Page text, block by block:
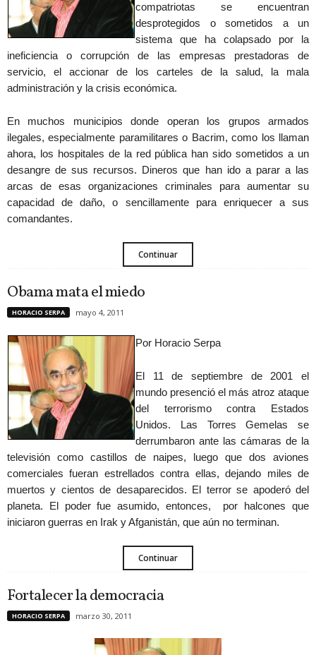
compatriotas se encuentran
desprotegidos o sometidos a un
sistema que ha colapsado por la
ineficiencia o corrupción de las empresas prestadoras de
servicio, el accionar de los carteles de la salud, la mala
administración y la crisis económica.
En muchos municipios donde operan los grupos armados
ilegales, especialmente paramilitares o Bacrim, como los llaman
ahora, los hospitales de la red pública han sido sometidos a un
desangre de sus recursos. Dineros que han ido a parar a las
arcas de esas organizaciones criminales para aumentar su
capacidad de daño, o sencillamente para enriquecer a sus
comandantes.
Continuar
Obama mata el miedo
HORACIO SERPA mayo 4, 2011
Por Horacio Serpa
El 11 de septiembre de 2001 el
mundo presenció el más atroz ataque
del terrorismo contra Estados
Unidos. Las Torres Gemelas se
derrumbaron ante las cámaras de la
televisión como castillos de naipes, luego que dos aviones
comerciales fueran estrellados contra ellas, dejando miles de
muertos y cientos de desaparecidos. El terror se apoderó del
planeta. El poder fue asumido, entonces, por halcones que
iniciaron guerras en Irak y Afganistán, que aún no terminan.
Continuar
Fortalecer la democracia
HORACIO SERPA marzo 30, 2011